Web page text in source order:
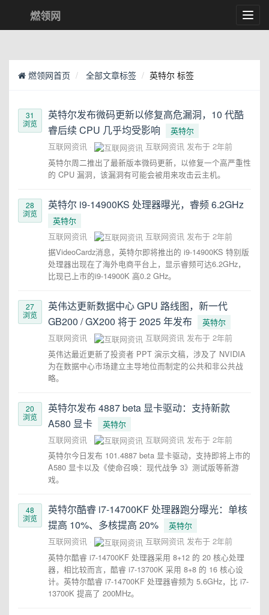
燃领网
燃领网首页 全部文章标签 英特尔 标签
31
浏览
英特尔发布微码更新以修复高危漏洞，10 代酷
睿后续 CPU 几乎均受影响
英特尔
互联网资讯
互联网资讯 发布于 2年前
英特尔周二推出了最新版本微码更新，以修复一个高严重性
的 CPU 漏洞，该漏洞有可能会被用来攻击云主机。
28
浏览
英特尔 i9-14900KS 处理器曝光，睿频 6.2GHz
英特尔
互联网资讯
互联网资讯 发布于 2年前
据VideoCardz消息，英特尔即将推出的 i9-14900KS 特别版
处理器出现在了海外电商平台上，显示睿频可达6.2GHz，
比现已上市的i9-14900K 高0.2 GHz。
27
浏览
英伟达更新数据中心 GPU 路线图，新一代
GB200 / GX200 将于 2025 年发布
英特尔
互联网资讯
互联网资讯 发布于 2年前
英伟达最近更新了投资者 PPT 演示文稿，涉及了 NVIDIA
为在数据中心市场建立主导地位而制定的公共和非公共战
略。
20
浏览
英特尔发布 4887 beta 显卡驱动：支持新款
A580 显卡
英特尔
互联网资讯
互联网资讯 发布于 2年前
英特尔今日发布 101.4887 beta 显卡驱动，支持即将上市的
A580 显卡以及《使命召唤：现代战争 3》测试版等新游
戏。
48
浏览
英特尔酷睿 i7-14700KF 处理器跑分曝光：单核
提高 10%、多核提高 20%
英特尔
互联网资讯
互联网资讯 发布于 2年前
英特尔酷睿 i7-14700KF 处理器采用 8+12 的 20 核心处理
器，相比较而言，酷睿 i7-13700K 采用 8+8 的 16 核心设
计。英特尔酷睿 i7-14700KF 处理器睿频为 5.6GHz，比 i7-
13700K 提高了 200MHz。